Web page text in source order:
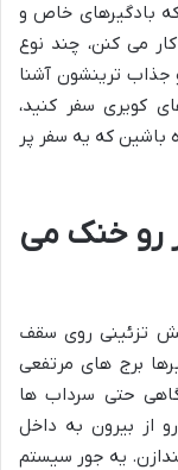
بادگیرهای خاص و
می کنن، چند نوع
جذاب ترینشون آشنا
کویری سفر کنید،
باشین که یه سفر پر
رو خنک می
تزئینی روی سقف
برج های مرتفعی
حتی سرداب ها
از بیرون به داخل
یه جور سیستم